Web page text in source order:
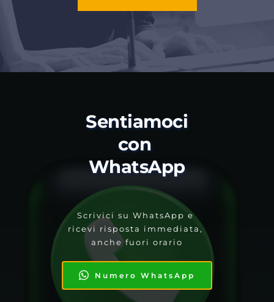
Sentiamoci
con
WhatsApp
Scrivici su WhatsApp e
ricevi risposta immediata,
anche fuori orario
Numero WhatsApp